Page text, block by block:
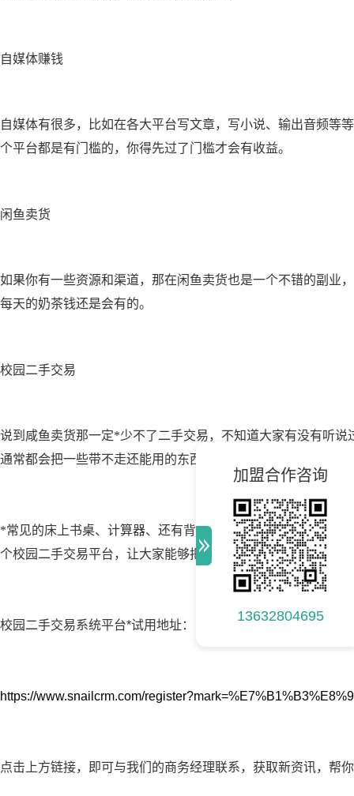
加盟合作咨询
13632804695
自媒体赚钱
自媒体有很多，比如在各大平台写文章， 写小说、输出音频等等
个平台都是有门槛的，你得先过了门槛才会有收益。
闲鱼卖货
如果你有一些资源和渠道，那在闲鱼卖货也是一个不错的副业
每天的奶茶钱还是会有的。
校园二手交易
说到咸鱼卖货那一定*少不了二手交易，不知道大家有没有听
通常都会把一些带不走还能用的东西拿出来卖。
*常见的床上书桌、计算器、还有背过一两次的包包等，这些
个校园二手交易平台，让大家能够把闲置的物品交易出去，你
校园二手交易系统平台*试用地址：
https://www.snailcrm.com/
点击上方链接，即可与我们的商务经理联系，获取新资讯，帮